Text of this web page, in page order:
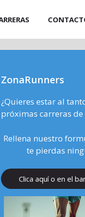
ZonaRunners
¿Quieres estar al
próximas carreras
Rellena nuestro
te pierdas
Clica aquí o en el